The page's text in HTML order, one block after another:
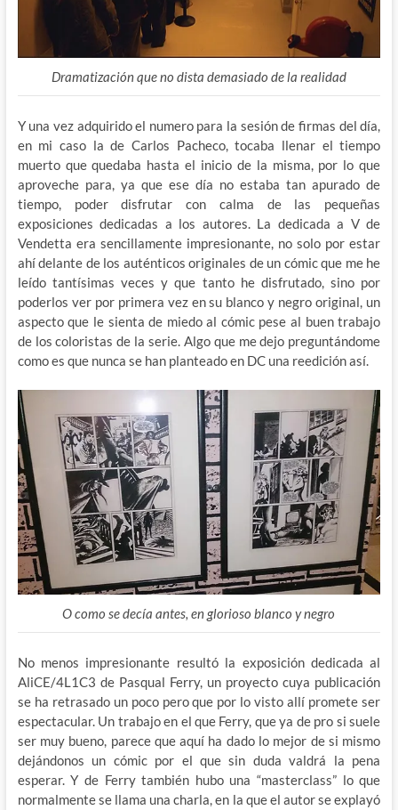
Dramatización que no dista demasiado de la realidad
Y una vez adquirido el numero para la sesión de firmas del día,
en mi caso la de Carlos Pacheco, tocaba llenar el tiempo
muerto que quedaba hasta el inicio de la misma, por lo que
aproveche para, ya que ese día no estaba tan apurado de
tiempo, poder disfrutar con calma de las pequeñas
exposiciones dedicadas a los autores. La dedicada a V de
Vendetta era sencillamente impresionante, no solo por estar
ahí delante de los auténticos originales de un cómic que me he
leído tantísimas veces y que tanto he disfrutado, sino por
poderlos ver por primera vez en su blanco y negro original, un
aspecto que le sienta de miedo al cómic pese al buen trabajo
de los coloristas de la serie. Algo que me dejo preguntándome
como es que nunca se han planteado en DC una reedición así.
O como se decía antes, en glorioso blanco y negro
No menos impresionante resultó la exposición dedicada al
AliCE/4L1C3 de Pasqual Ferry, un proyecto cuya publicación
se ha retrasado un poco pero que por lo visto allí promete ser
espectacular. Un trabajo en el que Ferry, que ya de pro si suele
ser muy bueno, parece que aquí ha dado lo mejor de si mismo
dejándonos un cómic por el que sin duda valdrá la pena
esperar. Y de Ferry también hubo una “masterclass” lo que
normalmente se llama una charla, en la que el autor se explayó